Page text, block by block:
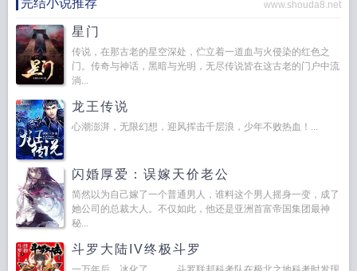
完结小说推荐 www.shouda8.net
星门
传说，在那古老的星空深处，伫立着一道血与火侵染的红色之
门。传奇与神话，黑暗与光明，无尽传说皆在这古老的门户中流
淌...
龙王传说
心潮澎湃，无限幻想，迎风挥击千层浪，少年不败热血！...
闪婚厚爱：误嫁天价老公
简然以为自己嫁了一个普通男人，谁料这个男人摇身一变，成了
她公司的总裁大人。不仅如此，他还是亚洲首富帝国集团最神
秘...
斗罗大陆IV终极斗罗